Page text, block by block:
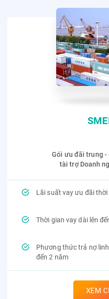
Gói ưu đãi trung -
tài trợ Doanh
Lãi suất vay ưu đãi
Thời gian vay dài lên
Phương thức trả nợ
đến 2 năm
XEM